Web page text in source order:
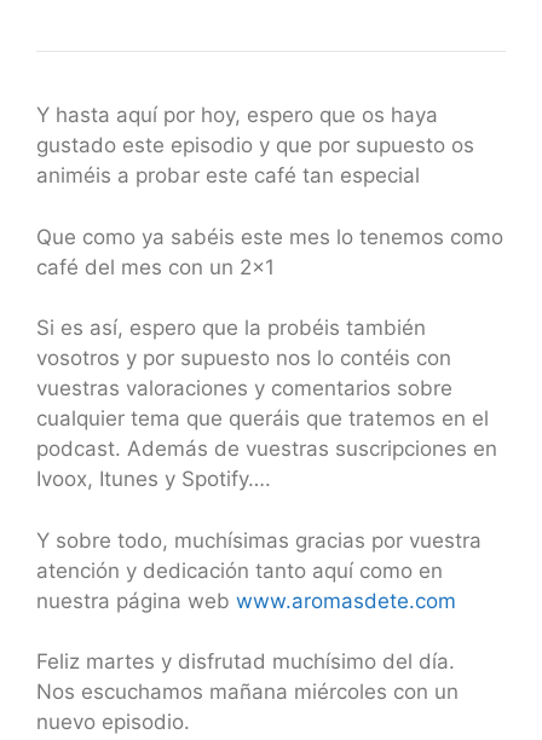
Y hasta aquí por hoy, espero que os haya
gustado este episodio y que por supuesto os
animéis a probar este café tan especial
Que como ya sabéis este mes lo tenemos como
café del mes con un 2×1
Si es así, espero que la probéis también
vosotros y por supuesto nos lo contéis con
vuestras valoraciones y comentarios sobre
cualquier tema que queráis que tratemos en el
podcast. Además de vuestras suscripciones en
Ivoox, Itunes y Spotify….
Y sobre todo, muchísimas gracias por vuestra
atención y dedicación tanto aquí como en
nuestra página web www.aromasdete.com
Feliz martes y disfrutad muchísimo del día.
Nos escuchamos mañana miércoles con un
nuevo episodio.